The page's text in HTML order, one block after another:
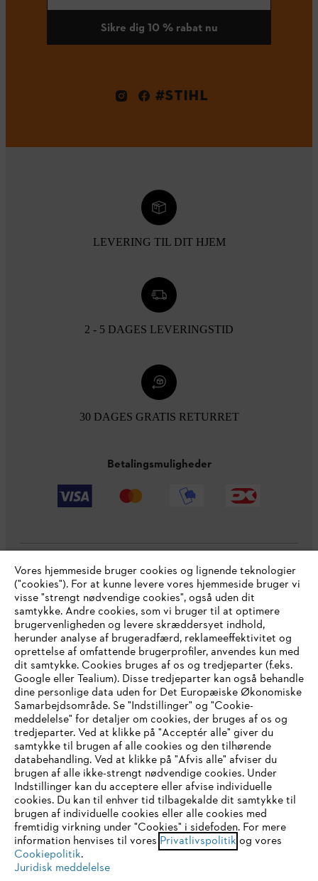
Sikre dig 10 % rabat nu
#STIHL
LEVERING TIL DIT HJEM
2 - 5 DAGES LEVERINGSTID
30 DAGES GRATIS RETURRET
Betalingsmuligheder
Virksomheden
STIHL FAQ
Service
Generelle vilkår og betingelser Privatlivspolitik
Juridisk meddelelse Cookies
Juridisk information
IHR BROWSER WIRD NICHT
UNTERSTÜTZT
Sie nutzen einen Browser, den wir noch nicht unterstützen. Für
eine optimale Nutzung unserer Seite empfehlen wir Ihnen, zu
einem der folgenden Browser zu wechseln:
Vores hjemmeside bruger cookies og lignende teknologier
("cookies"). For at kunne levere vores hjemmeside bruger vi
visse "strengt nødvendige cookies", også uden dit
samtykke. Andre cookies, som vi bruger til at optimere
brugervenligheden og levere skræddersyet indhold,
herunder analyse af brugeradfærd, reklameeffektivitet og
oprettelse af omfattende brugerprofiler, anvendes kun med
dit samtykke. Cookies bruges af os og tredjeparter (f.eks.
Google eller Tealium). Disse tredjeparter kan også behandle
dine personlige data uden for Det Europæiske Økonomiske
Samarbejdsområde. Se "Indstillinger" og "Cookie-
meddelelse" for detaljer om cookies, der bruges af os og
tredjeparter. Ved at klikke på "Acceptér alle" giver du
samtykke til brugen af alle cookies og den tilhørende
databehandling. Ved at klikke på "Afvis alle" afviser du
brugen af alle ikke-strengt nødvendige cookies. Under
Indstillinger kan du acceptere eller afvise individuelle
cookies. Du kan til enhver tid tilbagekalde dit samtykke til
brugen af individuelle cookies eller alle cookies med
fremtidig virkning under "Cookies" i sidefoden. For mere
information henvises til vores Privatlivspolitik og vores
Cookiepolitik.
Juridisk meddelelse